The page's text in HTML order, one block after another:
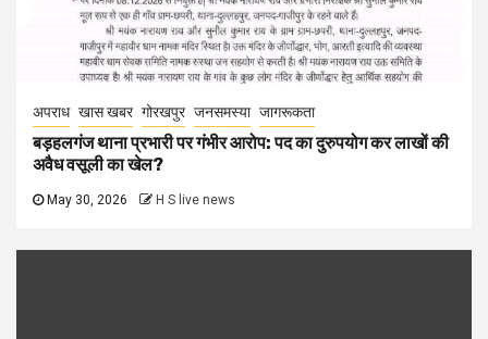
अपराध खास खबर गोरखपुर जनसमस्या जागरूकता
बड़हलगंज थाना प्रभारी पर गंभीर आरोप: पद का दुरुपयोग कर लाखों की
अवैध वसूली का खेल?
May 30, 2026 H S live news